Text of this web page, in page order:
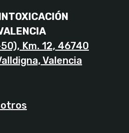
Km. 12, 46740
Valencia